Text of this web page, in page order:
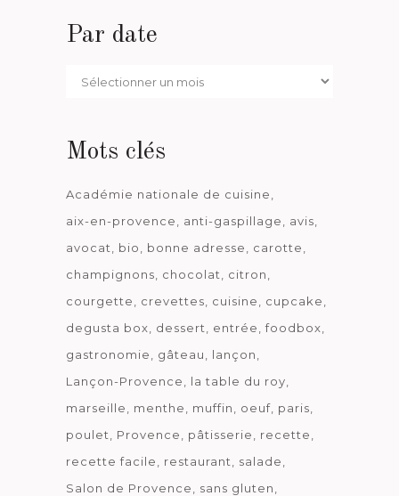
Par date
Par
Mots clés
Académie nationale de cuisine
aix-en-provence
anti-gaspillage
avis
avocat
bio bonne adresse
carotte
champignons
chocolat
citron
courgette
crevettes cuisine
cupcake
degusta box
dessert entrée
foodbox
gastronomie
gâteau
lançon
Lançon-Provence
la table du roy
marseille
menthe muffin oeuf paris
poulet
Provence pâtisserie
recette
recette facile
restaurant
salade
Salon de Provence
sans gluten